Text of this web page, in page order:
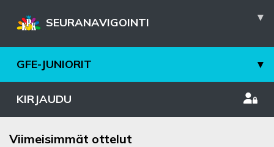
SEURANAVIGOINTI ▾
GFE-JUNIORIT ▾
KIRJAUDU
Viimeisimmät ottelut